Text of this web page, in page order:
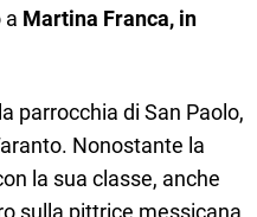
a Martina Franca, in
parrocchia di San Paolo,
Nonostante la
la sua classe, anche
sulla pittrice messicana